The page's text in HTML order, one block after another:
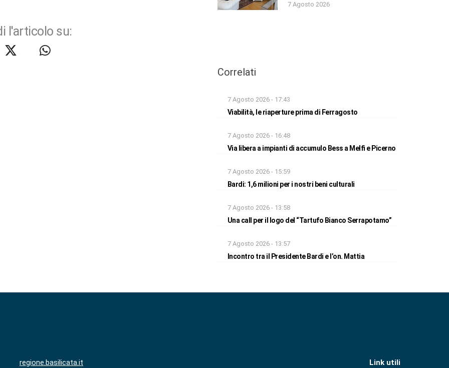
l'articolo su:
7 Agosto 2026
Correlati
7 Agosto 2026 - 17:43
Viabilità, le riaperture prima di Ferragosto
7 Agosto 2026 - 16:48
Via libera a impianti di accumulo Bess a Melfi e Picerno
7 Agosto 2026 - 15:59
Bardi: 1,6 milioni per i nostri beni culturali
7 Agosto 2026 - 13:58
Una call per il logo del “Tartufo Bianco Serrapotamo”
7 Agosto 2026 - 13:57
Incontro tra il Presidente Bardi e l’on. Mattia
regione.basilicata.it Link utili